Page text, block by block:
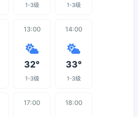
1-3级 1-3级
13:00
32°
1-3级
14:00
33°
1-3级
17:00 18:00